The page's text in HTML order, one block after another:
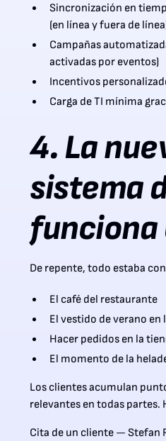
Sincronización en
(en línea y fuera de
Campañas
activadas por eventos)
Incentivos
Carga de TI mínima
4. La
sistema
funciona
De repente, todo estaba
El café del restaurante
El vestido de verano en
Hacer pedidos en la
El momento de la
Los clientes acumulan
relevantes en todas partes.
Cita de un cliente — Stefan